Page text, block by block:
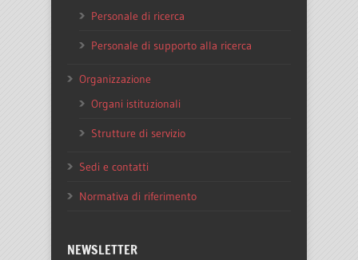
Personale di ricerca
Personale di supporto alla ricerca
Organizzazione
Organi istituzionali
Strutture di servizio
Sedi e contatti
Normativa di riferimento
NEWSLETTER